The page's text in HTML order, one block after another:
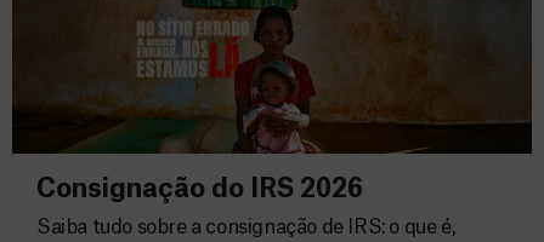
Consignação do IRS 2026
Saiba tudo sobre a consignação de IRS: o que é,